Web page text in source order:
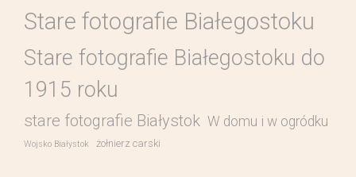
Stare fotografie Białegostoku
Stare fotografie Białegostoku do
1915 roku
stare fotografie Białystok W domu i w ogródku
Wojsko Białystok żołnierz carski